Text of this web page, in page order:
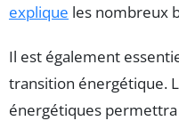
explique les nombreux
Il est également
transition énergétique.
énergétiques permettra